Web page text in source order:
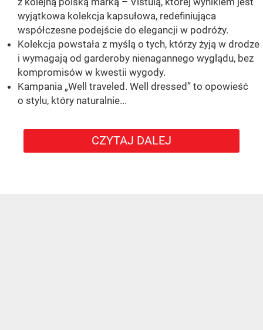
wyjątkowa kolekcja kapsułowa, redefiniująca
współczesne podejście do elegancji w podróży.
Kolekcja powstała z myślą o tych, którzy żyją w drodze
i wymagają od garderoby nienagannego wyglądu, bez
kompromisów w kwestii wygody.
Kampania „Well traveled. Well dressed” to opowieść
o stylu, który naturalnie...
CZYTAJ DALEJ